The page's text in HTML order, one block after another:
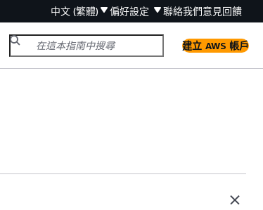
中文 (繁體) 偏好設定 聯絡我們意見回饋
建立 AWS 帳戶